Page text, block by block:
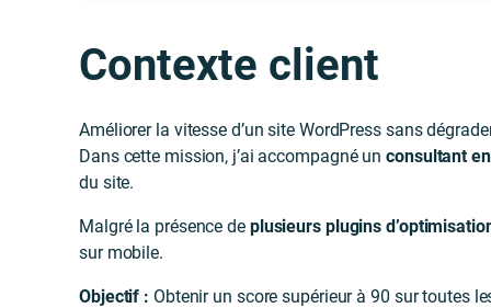
Contexte client
Améliorer la vitesse d’un site WordPress sans
Dans cette mission, j’ai accompagné unconsultant
du site.
Malgré la présence de plusieurs plugins
sur mobile.
Objectif : Obtenir un score supérieur à 90 sur toutes